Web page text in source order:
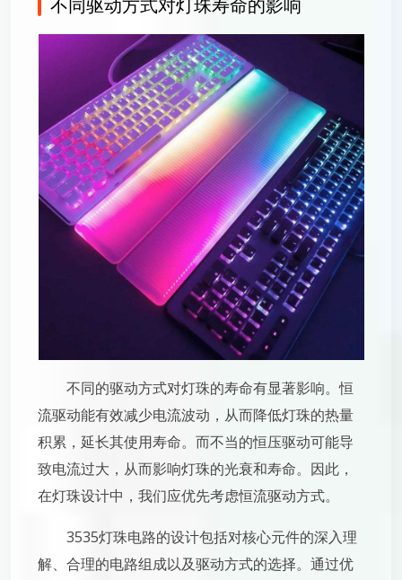
不同驱动方式对灯珠寿命的影响
不同的驱动方式对灯珠的寿命有显著影响。恒
流驱动能有效减少电流波动，从而降低灯珠的热量
积累，延长其使用寿命。而不当的恒压驱动可能导
致电流过大，从而影响灯珠的光衰和寿命。因此，
在灯珠设计中，我们应优先考虑恒流驱动方式。
3535灯珠电路的设计包括对核心元件的深入理
解、合理的电路组成以及驱动方式的选择。通过优